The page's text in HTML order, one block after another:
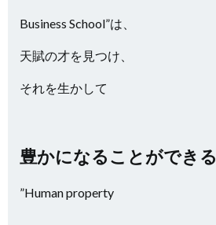
Business School”は、
天賦の才を見つけ、
それを生かして
豊かになることができる
”Human property